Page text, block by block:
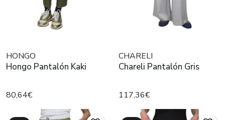
HONGO
Hongo Pantalón Kaki
80,64€
CHARELI
Chareli Pantalón Gris
117,36€